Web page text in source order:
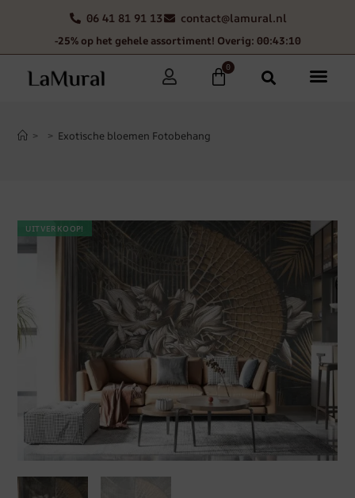
06 41 81 91 13 contact@lamural.nl
-25% op het gehele assortiment! Overig: 00:43:09
0
> > Exotische bloemen Fotobehang
UITVERKOOP!